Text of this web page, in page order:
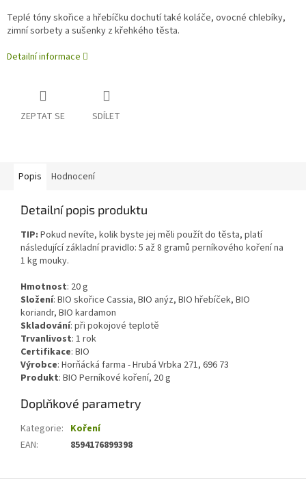
Teplé tóny skořice a hřebíčku dochutí také koláče, ovocné chlebíky,
zimní sorbety a sušenky z křehkého těsta.
Detailní informace
ZEPTAT SE SDÍLET
Popis Hodnocení
Detailní popis produktu
TIP: Pokud nevíte, kolik byste jej měli použít do těsta, platí
následující základní pravidlo: 5 až 8 gramů perníkového koření na
1 kg mouky.
Hmotnost: 20g
Složení: BIO skořice Cassia, BIO anýz, BIO hřebíček, BIO
koriandr, BIO kardamon
Skladování: při pokojové teplotě
Trvanlivost: 1 rok
Certifikace: BIO
Výrobce: Horňácká farma - Hrubá Vrbka 271, 696 73
Produkt: BIO Perníkové koření, 20 g
Doplňkové parametry
Kategorie: Koření
EAN: 8594176899398